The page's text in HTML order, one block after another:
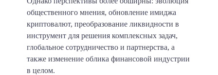
общественного мнения, обновление имиджа
криптовалют, преобразование ликвидности в
инструмент для решения комплексных задач,
глобальное сотрудничество и партнерства, а
также изменение облика финансовой индустрии
в целом.